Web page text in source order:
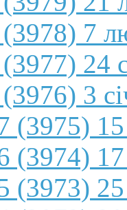
7
24
3
(3975) 15
(3974) 17
(3973) 25